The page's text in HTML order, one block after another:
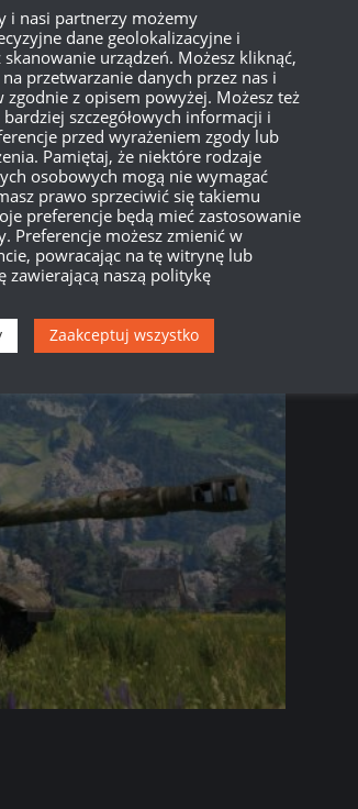
i nasi partnerzy możemy
dane geolokalizacyjne i
urządzeń. Możesz kliknąć,
przetwarzanie danych przez nas i
zgodnie z opisem powyżej. Możesz też
szczegółowych informacji i
przed wyrażeniem zgody lub
Pamiętaj, że niektóre rodzaje
osobowych mogą nie wymagać
prawo sprzeciwić się takiemu
preferencje będą mieć zastosowanie
Preferencje możesz zmienić w
powracając na tę witrynę lub
zawierającą naszą politykę
Zaakceptuj wszystko